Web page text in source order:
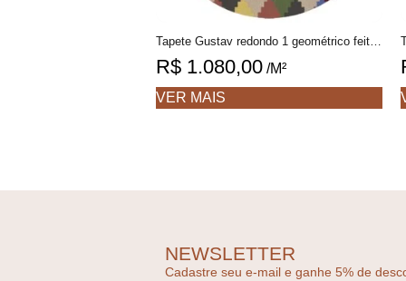
R$ 1.080,00 /M²
VER MAIS
NEWSLETTER
Cadastre seu e-mail e ganhe 5% de